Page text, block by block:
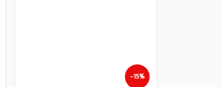
-15%